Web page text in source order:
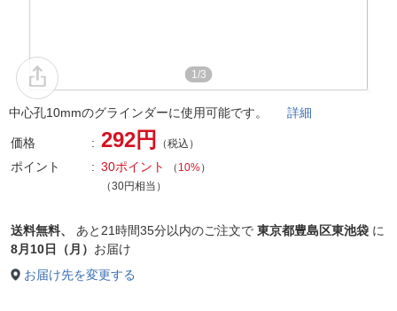
1/3
中心孔10mmのグラインダーに使用可能です。 詳細
価格 292円 （税込）
ポイント 30ポイント （ 10%）
（30円相当）
送料無料、 あと 21時間35分以内のご注文で 東京都豊島区東池袋 に
8月10日（月） お届け
お届け先を変更する